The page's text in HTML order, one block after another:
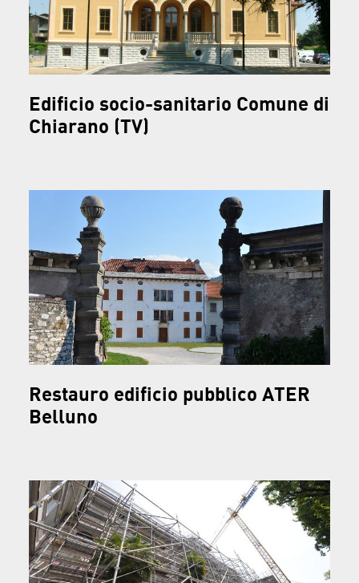
Edificio socio-sanitario Comune di
Chiarano (TV)
Restauro edificio pubblico ATER
Belluno